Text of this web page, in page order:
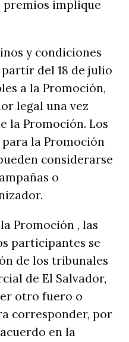
premios implique
y condiciones
del 18 de julio
a la Promoción,
legal una vez
la Promoción. Los
la Promoción
considerarse
o
Promoción , las
participantes se
de los tribunales
de El Salvador,
otro fuero o
corresponder, por
en la